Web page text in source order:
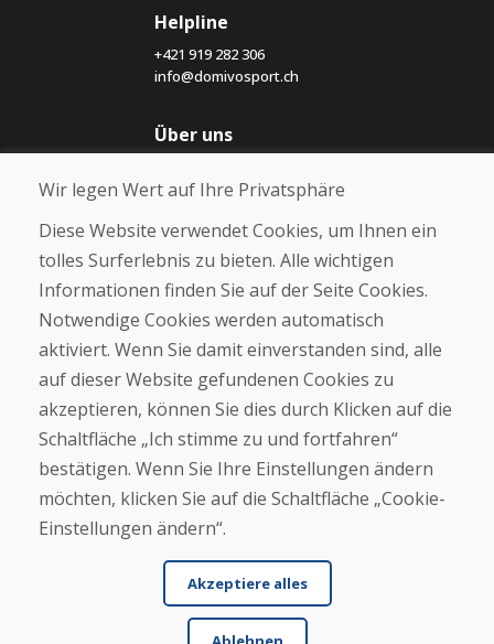
Helpline
+421 919 282 306
info@domivosport.ch
Über uns
Über uns
Kontakt
Kaufen
E-Shop
Geschäftsbedingungen
Zahlung
Beschwerde
Rückgabe und Umtausch von Waren
Cookies
Wir legen Wert auf Ihre Privatsphäre
Diese Website verwendet Cookies, um Ihnen ein
tolles Surferlebnis zu bieten. Alle wichtigen
Informationen finden Sie auf der Seite Cookies.
Notwendige Cookies werden automatisch
aktiviert. Wenn Sie damit einverstanden sind, alle
auf dieser Website gefundenen Cookies zu
akzeptieren, können Sie dies durch Klicken auf die
Schaltfläche „Ich stimme zu und fortfahren“
bestätigen. Wenn Sie Ihre Einstellungen ändern
möchten, klicken Sie auf die Schaltfläche „Cookie-
Einstellungen ändern“.
Akzeptiere alles